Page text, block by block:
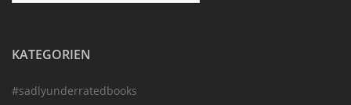
KATEGORIEN
#sadlyunderratedbooks